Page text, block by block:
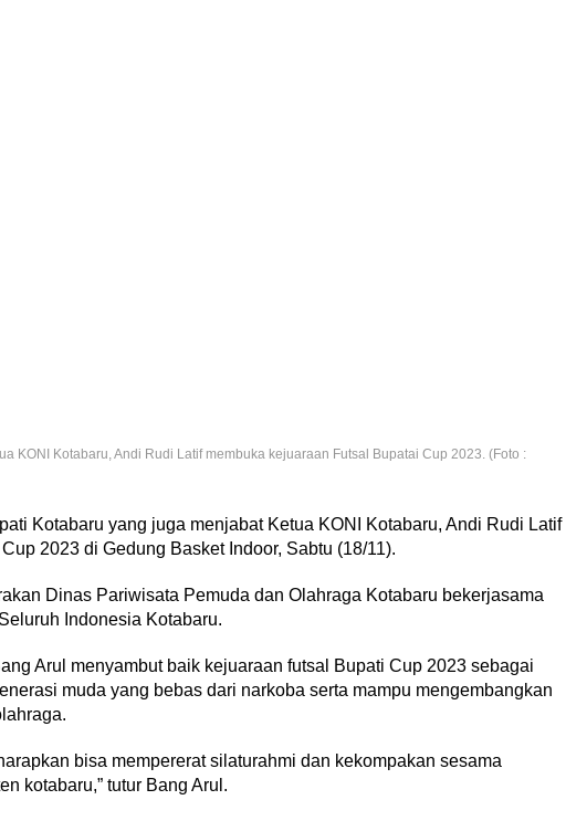
KONI Kotabaru, Andi Rudi Latif membuka kejuaraan Futsal Bupatai Cup 2023. (Foto :
Kotabaru yang juga menjabat Ketua KONI Kotabaru, Andi Rudi Latif
2023 di Gedung Basket Indoor, Sabtu (18/11).
Dinas Pariwisata Pemuda dan Olahraga Kotabaru bekerjasama
Indonesia Kotabaru.
Arul menyambut baik kejuaraan futsal Bupati Cup 2023 sebagai
muda yang bebas dari narkoba serta mampu mengembangkan
bisa mempererat silaturahmi dan kekompakan sesama
kotabaru,” tutur Bang Arul.